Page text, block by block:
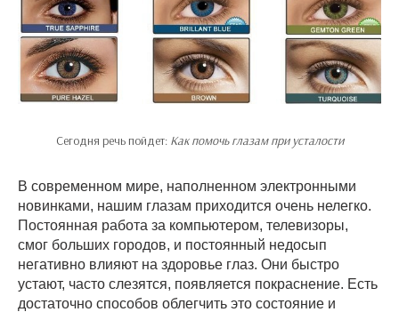
Сегодня речь пойдет: Как помочь глазам при усталости
В современном мире, наполненном электронными
новинками, нашим глазам приходится очень нелегко.
Постоянная работа за компьютером, телевизоры,
смог больших городов, и постоянный недосып
негативно влияют на здоровье глаз. Они быстро
устают, часто слезятся, появляется покраснение. Есть
достаточно способов облегчить это состояние и